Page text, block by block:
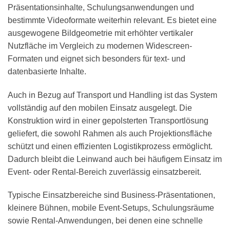
Präsentationsinhalte, Schulungsanwendungen und
bestimmte Videoformate weiterhin relevant. Es bietet eine
ausgewogene Bildgeometrie mit erhöhter vertikaler
Nutzfläche im Vergleich zu modernen Widescreen-
Formaten und eignet sich besonders für text- und
datenbasierte Inhalte.
Auch in Bezug auf Transport und Handling ist das System
vollständig auf den mobilen Einsatz ausgelegt. Die
Konstruktion wird in einer gepolsterten Transportlösung
geliefert, die sowohl Rahmen als auch Projektionsfläche
schützt und einen effizienten Logistikprozess ermöglicht.
Dadurch bleibt die Leinwand auch bei häufigem Einsatz im
Event- oder Rental-Bereich zuverlässig einsatzbereit.
Typische Einsatzbereiche sind Business-Präsentationen,
kleinere Bühnen, mobile Event-Setups, Schulungsräume
sowie Rental-Anwendungen, bei denen eine schnelle